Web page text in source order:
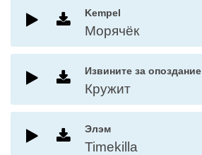
Kempel
Морячёк
Извините за опоздание
Кружит
Элэм
Timekilla